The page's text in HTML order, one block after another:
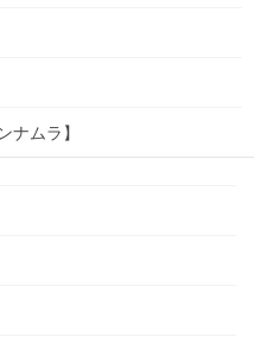
ナムラ】